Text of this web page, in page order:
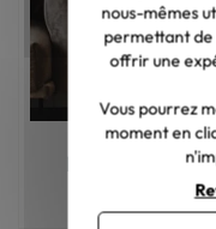
Meuble en
nous-mêmes
permettant de
offrir une
Vous pourrez
moment en